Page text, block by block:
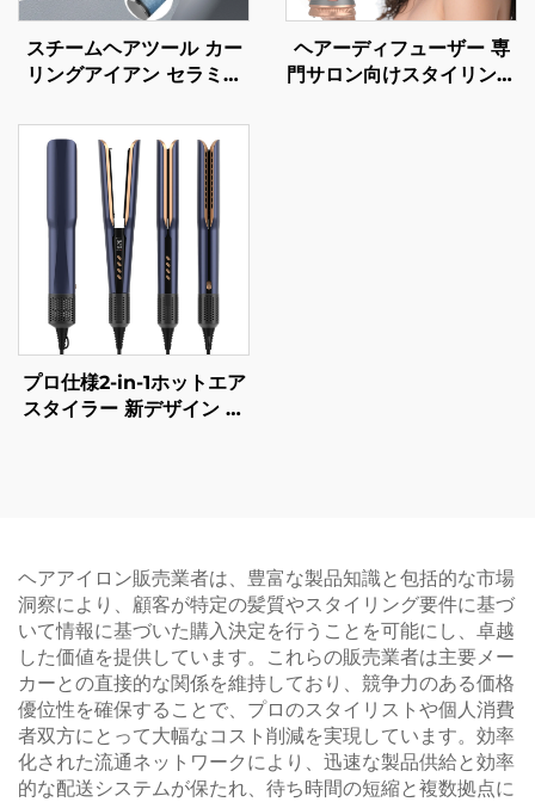
スチームヘアツール カー
リングアイアン セラミッ
ウェーバー スタイリング
ツール ヘアカーラー 電動
カールスタイラー
ヘアーディフューザー 専
門サロン向けスタイリング
プロ仕様2-in-1ホットエア
スタイラー 新デザイン フ
ヘアアイロン販売業者は、豊富な製品知識と包括的な市場
洞察により、顧客が特定の髪質やスタイリング要件に基づ
いて情報に基づいた購入決定を行うことを可能にし、卓越
した価値を提供しています。これらの販売業者は主要メー
カーとの直接的な関係を維持しており、競争力のある価格
優位性を確保することで、プロのスタイリストや個人消費
者双方にとって大幅なコスト削減を実現しています。効率
化された流通ネットワークにより、迅速な製品供給と効率
的な配送システムが保たれ、待ち時間の短縮と複数拠点に